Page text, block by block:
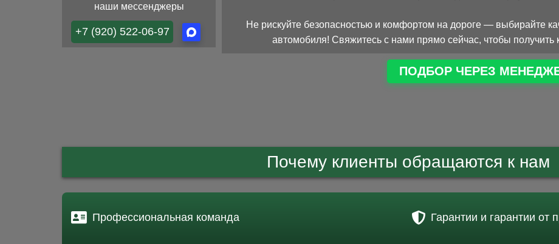
наши мессенджеры
+7 (920) 522-06-97
Не рискуйте безопасностью и комфортом на дороге — выбирайте
автомобиля! Свяжитесь с нами прямо сейчас, чтобы получить
ПОДБОР ЧЕРЕЗ
Почему клиенты обращаются к нам
Профессиональная команда Гарантии и гарантии от